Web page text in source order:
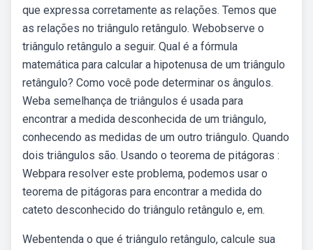
que expressa corretamente as relações. Temos que
as relações no triângulo retângulo. Webobserve o
triângulo retângulo a seguir. Qual é a fórmula
matemática para calcular a hipotenusa de um triângulo
retângulo? Como você pode determinar os ângulos.
Weba semelhança de triângulos é usada para
encontrar a medida desconhecida de um triângulo,
conhecendo as medidas de um outro triângulo. Quando
dois triângulos são. Usando o teorema de pitágoras :
Webpara resolver este problema, podemos usar o
teorema de pitágoras para encontrar a medida do
cateto desconhecido do triângulo retângulo e, em.
Webentenda o que é triângulo retângulo, calcule sua